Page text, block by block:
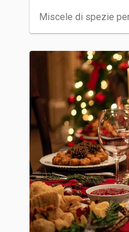
Miscele di spezie